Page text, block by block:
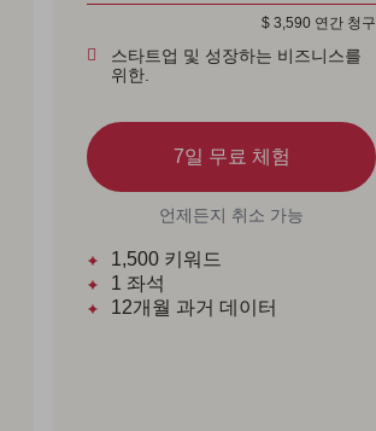
$ 3,590 연간 청구
스타트업 및 성장하는 비즈니스를
위한.
7일 무료 체험
언제든지 취소 가능
1,500 키워드
1 좌석
12개월 과거 데이터